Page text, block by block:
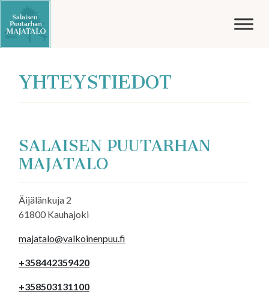
YHTEYSTIEDOT
SALAISEN PUUTARHAN
MAJATALO
Äijälänkuja 2
61800 Kauhajoki
majatalo@valkoinenpuu.fi
+358442359420
+358503131100